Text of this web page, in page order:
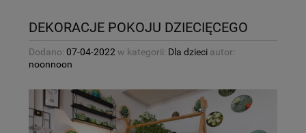
DEKORACJE POKOJU DZIECIĘCEGO
Dodano: 07-04-2022w kategorii: Dla dzieci autor:
noonnoon